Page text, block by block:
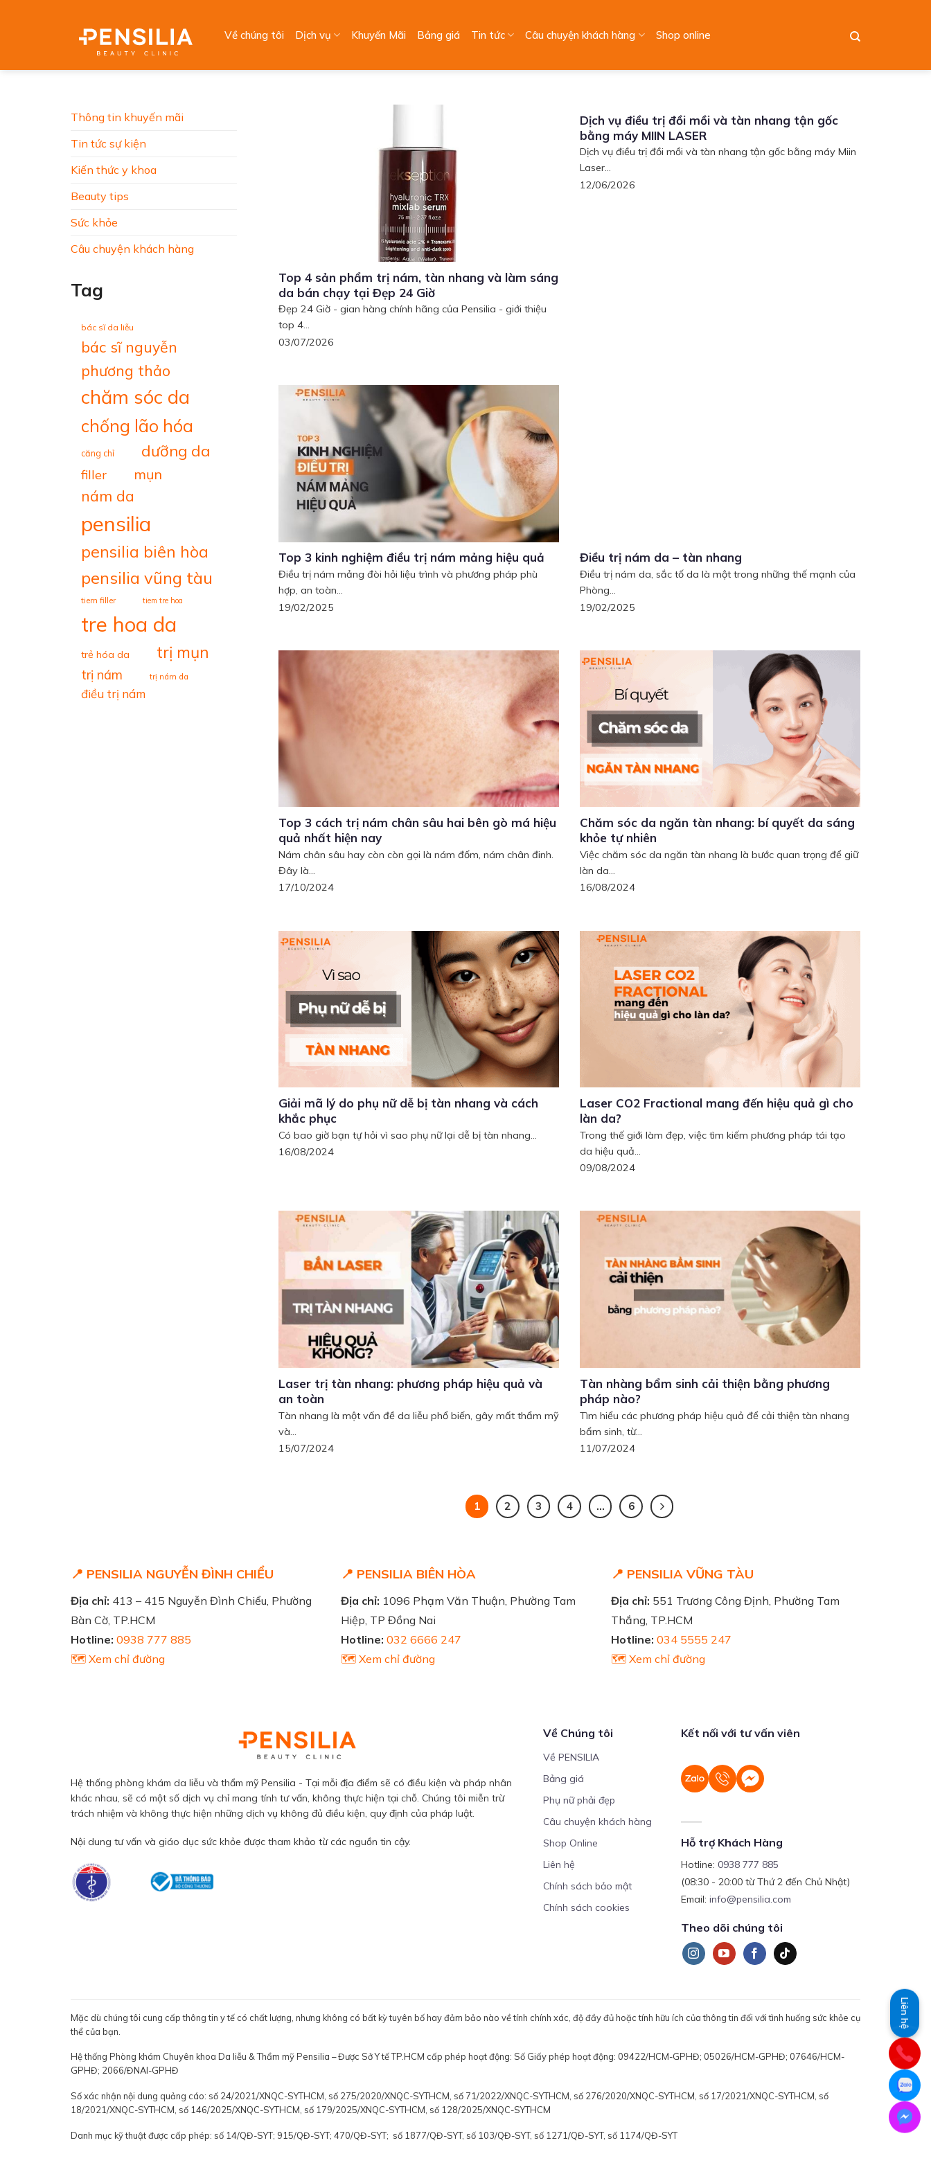
Về chúng tôi Dịch vụ Khuyến Mãi Bảng giá Tin tức Câu chuyện khách hàng Shop online
Thông tin khuyến mãi
Tin tức sự kiện
Kiến thức y khoa
Beauty tips
Sức khỏe
Câu chuyện khách hàng
Tag
bác sĩ da liễu
bác sĩ nguyễn
phương thảo
chăm sóc da
chống lão hóa
căng chỉ dưỡng da
filler mụn
nám da
pensilia
pensilia biên hòa
pensilia vũng tàu
tiem filler tiem tre hoa
tre hoa da
trẻ hóa da trị mụn
trị nám trị nám da
điều trị nám
Top 4 sản phẩm trị nám, tàn nhang và làm sáng
da bán chạy tại Đẹp 24 Giờ
Đẹp 24 Giờ - gian hàng chính hãng của Pensilia - giới thiệu
top 4...
03/07/2026
Dịch vụ điều trị đồi mồi và tàn nhang tận gốc
bằng máy MIIN LASER
Dịch vụ điều trị đồi mồi và tàn nhang tận gốc bằng máy Miin
Laser...
12/06/2026
Top 3 kinh nghiệm điều trị nám mảng hiệu quả
Điều trị nám mảng đòi hỏi liệu trình và phương pháp phù
hợp, an toàn...
19/02/2025
Điều trị nám da – tàn nhang
Điều trị nám da, sắc tố da là một trong những thế mạnh của
Phòng...
19/02/2025
Top 3 cách trị nám chân sâu hai bên gò má hiệu
quả nhất hiện nay
Nám chân sâu hay còn còn gọi là nám đốm, nám chân đinh.
Đây là...
17/10/2024
Chăm sóc da ngăn tàn nhang: bí quyết da sáng
khỏe tự nhiên
Việc chăm sóc da ngăn tàn nhang là bước quan trọng để giữ
làn da...
16/08/2024
Giải mã lý do phụ nữ dễ bị tàn nhang và cách
khắc phục
Có bao giờ bạn tự hỏi vì sao phụ nữ lại dễ bị tàn nhang...
16/08/2024
Laser CO2 Fractional mang đến hiệu quả gì cho
làn da?
Trong thế giới làm đẹp, việc tìm kiếm phương pháp tái tạo
da hiệu quả...
09/08/2024
Laser trị tàn nhang: phương pháp hiệu quả và
an toàn
Tàn nhang là một vấn đề da liễu phổ biến, gây mất thẩm mỹ
và...
15/07/2024
Tàn nhàng bẩm sinh cải thiện bằng phương
pháp nào?
Tìm hiểu các phương pháp hiệu quả để cải thiện tàn nhang
bẩm sinh, từ...
11/07/2024
1 2 3 4 … 6
📍 PENSILIA NGUYỄN ĐÌNH CHIỂU
Địa chỉ: 413 – 415 Nguyễn Đình Chiểu, Phường
Bàn Cờ, TP.HCM
Hotline: 0938 777 885
🗺️ Xem chỉ đường
📍 PENSILIA BIÊN HÒA
Địa chỉ: 1096 Phạm Văn Thuận, Phường Tam
Hiệp, TP Đồng Nai
Hotline: 032 6666 247
🗺️ Xem chỉ đường
📍 PENSILIA VŨNG TÀU
Địa chỉ: 551 Trương Công Định, Phường Tam
Thắng, TP.HCM
Hotline: 034 5555 247
🗺️ Xem chỉ đường
Hệ thống phòng khám da liễu và thẩm mỹ Pensilia - Tại mỗi địa điểm sẽ có điều kiện và pháp nhân
khác nhau, sẽ có một số dịch vụ chỉ mang tính tư vấn, không thực hiện tại chỗ. Chúng tôi miễn trừ
trách nhiệm và không thực hiện những dịch vụ không đủ điều kiện, quy định của pháp luật.
Nội dung tư vấn và giáo dục sức khỏe được tham khảo từ các nguồn tin cậy.
Về Chúng tôi
Về PENSILIA
Bảng giá
Phụ nữ phải đẹp
Câu chuyện khách hàng
Shop Online
Liên hệ
Chính sách bảo mật
Chính sách cookies
Kết nối với tư vấn viên
Hỗ trợ Khách Hàng
Hotline:0938 777 885
(08:30 - 20:00 từ Thứ 2 đến Chủ Nhật)
Email:info@pensilia.com
Theo dõi chúng tôi
Mặc dù chúng tôi cung cấp thông tin y tế có chất lượng, nhưng không có bất kỳ tuyên bố hay đảm bảo nào về tính chính xác, độ đầy đủ hoặc tính hữu ích của thông tin đối với tình huống sức khỏe cụ
thể của bạn.
Hệ thống Phòng khám Chuyên khoa Da liễu & Thẩm mỹ Pensilia – Được Sở Y tế TP.HCM cấp phép hoạt động: Số Giấy phép hoạt động: 09422/HCM-GPHĐ; 05026/HCM-GPHĐ; 07646/HCM-
GPHĐ; 2066/ĐNAI-GPHĐ
Số xác nhận nội dung quảng cáo: số 24/2021/XNQC-SYTHCM, số 275/2020/XNQC-SYTHCM, số 71/2022/XNQC-SYTHCM, số 276/2020/XNQC-SYTHCM, số 17/2021/XNQC-SYTHCM, số
18/2021/XNQC-SYTHCM, số 146/2025/XNQC-SYTHCM, số 179/2025/XNQC-SYTHCM, số 128/2025/XNQC-SYTHCM
Danh mục kỹ thuật được cấp phép: số 14/QĐ-SYT; 915/QĐ-SYT; 470/QĐ-SYT; số 1877/QĐ-SYT, số 103/QĐ-SYT, số 1271/QĐ-SYT, số 1174/QĐ-SYT
Liên hệ